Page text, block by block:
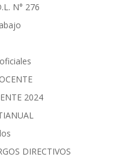
N° 276
2024
DIRECTIVOS